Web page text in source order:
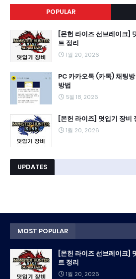
POPULAR
[몬헌 라이즈 선브레이크]
트 정리
1월 20, 2026
PC 카카오톡 (카톡) 채팅
방법
5월 18, 2026
[몬헌 라이즈] 덧입기 장비
1월 20, 2026
UPDATES
MOST POPULAR
[몬헌 라이즈 선브레이크]
트 정리
1월 20, 2026